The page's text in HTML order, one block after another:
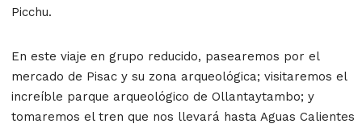
Picchu.
En este viaje en grupo reducido, pasearemos por el
mercado de Pisac y su zona arqueológica; visitaremos el
increíble parque arqueológico de Ollantaytambo; y
tomaremos el tren que nos llevará hasta Aguas Calientes